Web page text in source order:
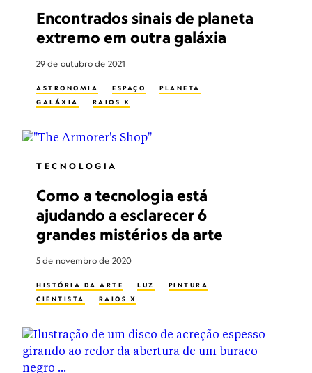
Encontrados sinais de planeta
extremo em outra galáxia
29 de outubro de 2021
ASTRONOMIA ESPAÇO
PLANETA
GALÁXIA
RAIOS X
TECNOLOGIA
Como a tecnologia está
ajudando a esclarecer 6
grandes mistérios da arte
5 de novembro de 2020
HISTÓRIA DA ARTE LUZ
PINTURA
CIENTISTA
RAIOS X